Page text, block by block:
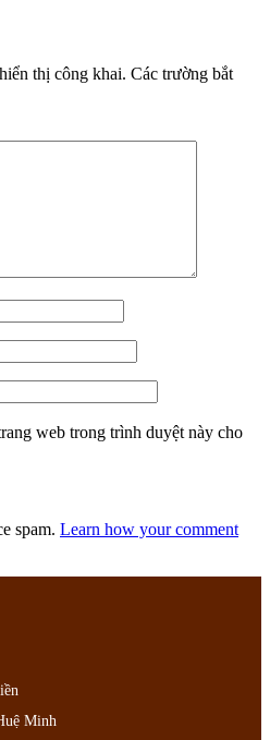
thị công khai. Các trường bắt
web trong trình duyệt này cho
spam. Learn how your comment
Minh